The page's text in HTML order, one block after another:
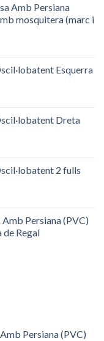
Amb Persiana
mosquitera (marc i
Esquerra
Dreta
2 fulls
Persiana (PVC)
Regal
Persiana (PVC)